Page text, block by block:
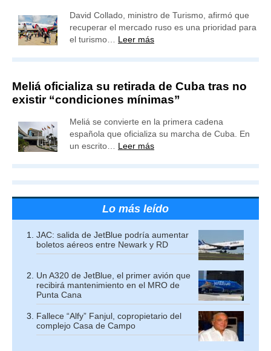
David Collado, ministro de Turismo, afirmó que
recuperar el mercado ruso es una prioridad para
el turismo… Leer más
Meliá oficializa su retirada de Cuba tras no
existir “condiciones mínimas”
Meliá se convierte en la primera cadena
española que oficializa su marcha de Cuba. En
un escrito… Leer más
Lo más leído
JAC: salida de JetBlue podría aumentar
boletos aéreos entre Newark y RD
Un A320 de JetBlue, el primer avión que
recibirá mantenimiento en el MRO de
Punta Cana
Fallece “Alfy” Fanjul, copropietario del
complejo Casa de Campo